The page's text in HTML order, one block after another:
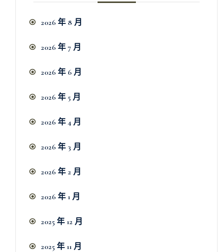
2026 年 8 月
2026 年 7 月
2026 年 6 月
2026 年 5 月
2026 年 4 月
2026 年 3 月
2026 年 2 月
2026 年 1 月
2025 年 12 月
2025 年 11 月